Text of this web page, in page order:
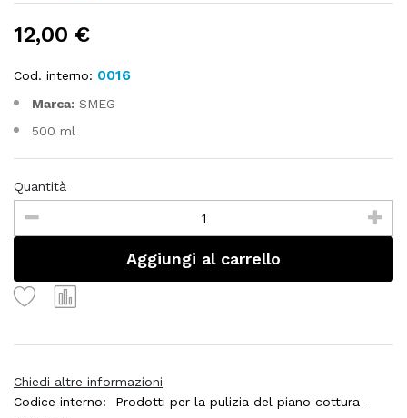
12,00 €
Cod. interno: 0016
Marca: SMEG
500 ml
Quantità
Aggiungi al carrello
Chiedi altre informazioni
Codice interno:
Prodotti per la pulizia del piano cottura -